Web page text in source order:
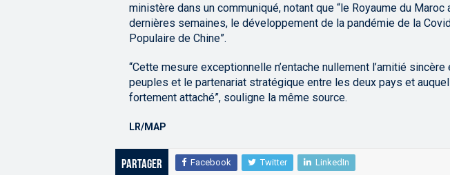
ministère dans un communiqué, notant que “le Royaume du
dernières semaines, le développement de la pandémie de la
Populaire de Chine”.
“Cette mesure exceptionnelle n’entache nullement l’amitié
peuples et le partenariat stratégique entre les deux pays et
fortement attaché”, souligne la même source.
LR/MAP
Partager Facebook Twitter LinkedIn